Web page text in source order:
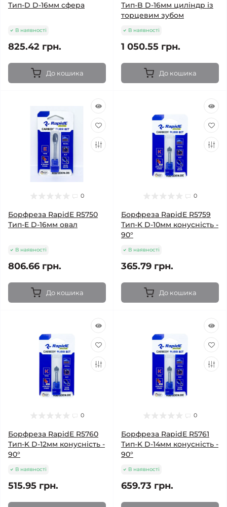
Тип-D D-16мм сфера
В наявності
825.42 грн.
До кошика
Тип-B D-16мм циліндр із
торцевим зубом
В наявності
1 050.55 грн.
До кошика
0
Борфреза RapidE R5750
Тип-E D-16мм овал
В наявності
806.66 грн.
До кошика
0
Борфреза RapidE R5759
Тип-K D-10мм конусність -
90°
В наявності
365.79 грн.
До кошика
0
Борфреза RapidE R5760
Тип-K D-12мм конусність -
90°
В наявності
515.95 грн.
0
Борфреза RapidE R5761
Тип-K D-14мм конусність -
90°
В наявності
659.73 грн.